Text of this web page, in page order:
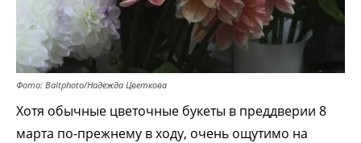
Фото: Baltphoto/Надежда Цветкова
Хотя обычные цветочные букеты в преддверии 8
марта по-прежнему в ходу, очень ощутимо на